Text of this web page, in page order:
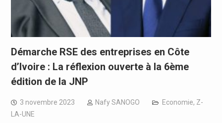
Démarche RSE des entreprises en Côte
d’Ivoire : La réflexion ouverte à la 6ème
édition de la JNP
3 novembre 2023 Nafy SANOGO Economie, Z-
LA-UNE